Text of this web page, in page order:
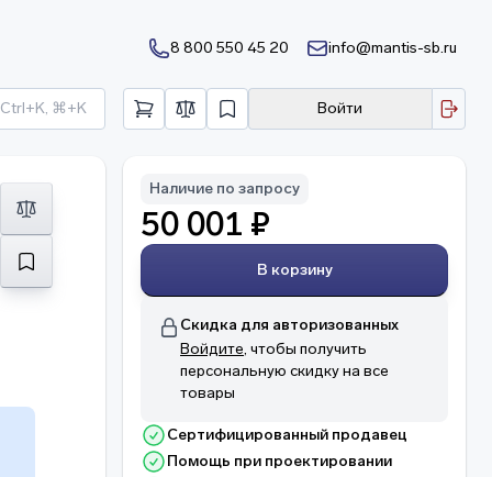
8 800 550 45 20 info@mantis-sb.ru
Ctrl+K, ⌘+K Войти
Наличие по запросу
50 001 ₽
В корзину
Скидка для авторизованных
Войдите, чтобы получить
персональную скидку на все
товары
Сертифицированный продавец
Помощь при проектировании